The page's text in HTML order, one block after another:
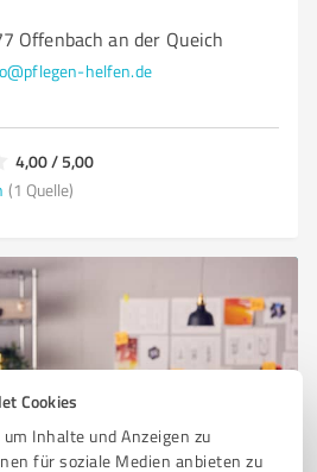
Cookies
Inhalte und Anzeigen zu
für soziale Medien anbieten zu
Offenbach an der Queich
helfen.de
4,00 / 5,00
(1 Quelle)